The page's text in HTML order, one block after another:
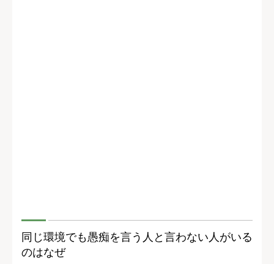
同じ環境でも愚痴を言う人と言わない人がいる
のはなぜ